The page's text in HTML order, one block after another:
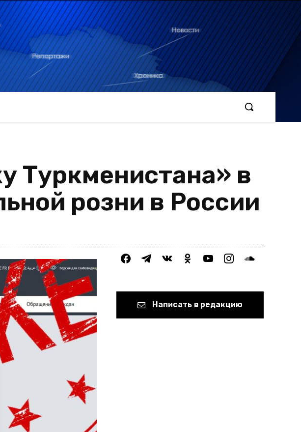
Туркменистана» в
розни в России
facebooktelegramvkontakteodnoklassniki
youtubeinstagramsoundcloud
Написать в редакцию